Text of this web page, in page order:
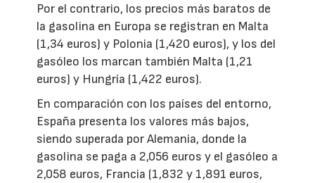
Por el contrario, los precios más baratos de
la gasolina en Europa se registran en Malta
(1,34 euros) y Polonia (1,420 euros), y los del
gasóleo los marcan también Malta (1,21
euros) y Hungría (1,422 euros).
En comparación con los países del entorno,
España presenta los valores más bajos,
siendo superada por Alemania, donde la
gasolina se paga a 2,056 euros y el gasóleo a
2,058 euros, Francia (1,832 y 1,891 euros,